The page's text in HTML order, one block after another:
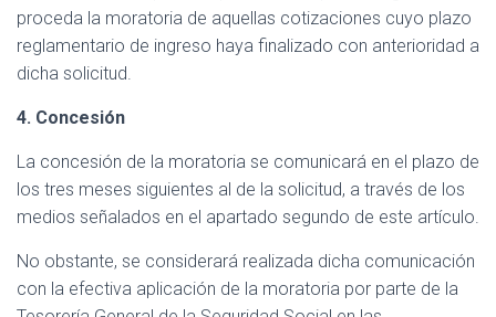
proceda la moratoria de aquellas cotizaciones cuyo plazo
reglamentario de ingreso haya finalizado con anterioridad a
dicha solicitud.
4. Concesión
La concesión de la moratoria se comunicará en el plazo de
los tres meses siguientes al de la solicitud, a través de los
medios señalados en el apartado segundo de este artículo.
No obstante, se considerará realizada dicha comunicación
con la efectiva aplicación de la moratoria por parte de la